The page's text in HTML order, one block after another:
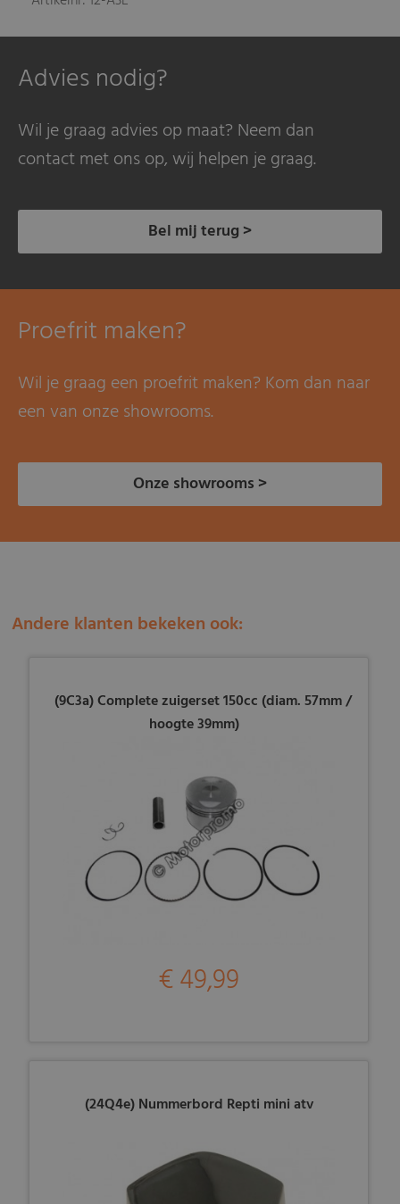
Advies nodig?
Wil je graag advies op maat? Neem dan
contact met ons op, wij helpen je graag.
Bel mij terug >
Proefrit maken?
Wil je graag een proefrit maken? Kom dan naar
een van onze showrooms.
Onze showrooms >
Andere klanten bekeken ook:
(9C3a) Complete zuigerset 150cc (diam. 57mm /
hoogte 39mm)
€ 49,99
(24Q4e) Nummerbord Repti mini atv